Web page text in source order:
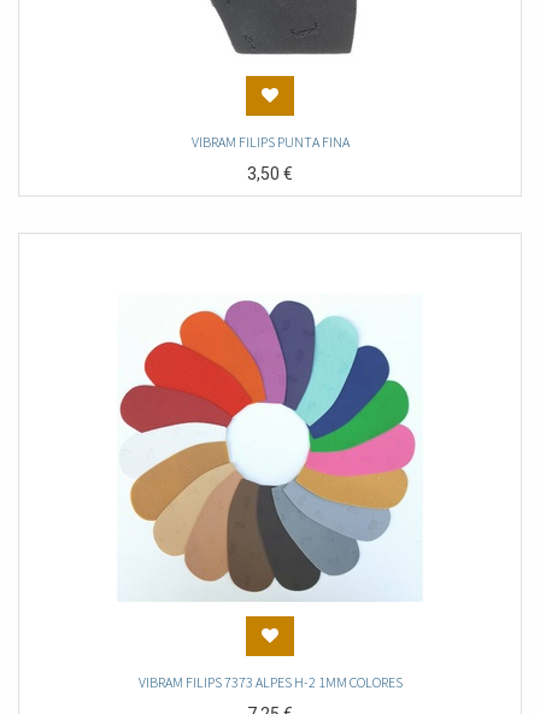
VIBRAM FILIPS PUNTA FINA
3,50€
VIBRAM FILIPS 7373 ALPES H-2 1MM COLORES